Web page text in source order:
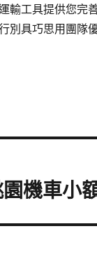
輸工具提供您完
別具巧思用團隊
機車小